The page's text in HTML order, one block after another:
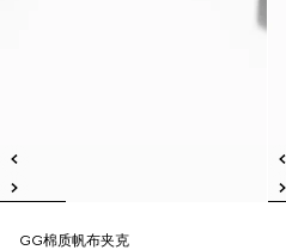
GG棉质帆布夹克